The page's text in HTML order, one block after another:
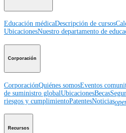
Educación médicaDescripción de cursos
UbicacionesNuestro departamento de
Corporación
CorporaciónQuiénes somosEventos
de suministro globalUbicacionesBecas
riesgos y cumplimientoPatentesNoticias
Recursos